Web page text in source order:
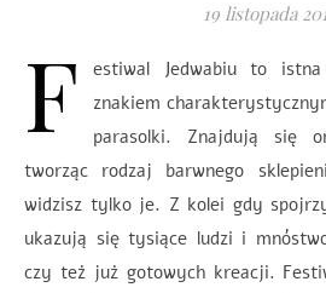
19 listopada
F
estiwal Jedwabiu to
znakiem
parasolki. Znajdują się
tworząc rodzaj barwnego
widzisz tylko je. Z kolei gdy
ukazują się tysiące ludzi i
czy też już gotowych kreacji.